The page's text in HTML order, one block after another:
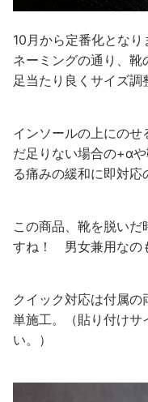
10月から定番化とな
ネーミングの通り、靴
足当たり良くサイズ調
インソールの上にのせ
だ足りない場合の+α
る痛みの緩和に即対応
この商品、靴を脱い
すね！ 男女兼用な
クイック対応は付属
単施工。（貼り付けサ
い。）